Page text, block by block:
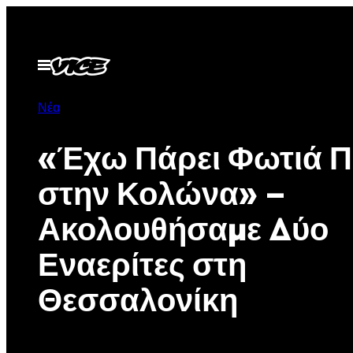
περιεχόμενο
Ανοίξτε
το
Νέα
«Έχω Πάρει Φωτιά
στην Κολώνα» –
Ακολουθήσαμε Δύο
Εναερίτες στη
Θεσσαλονίκη